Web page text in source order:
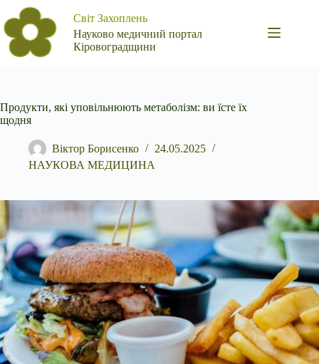
Перейти
до
вмісту
Світ Захоплень
Науково медичний портал
Кіровоградщини
Продукти, які уповільнюють метаболізм: ви їсте їх
щодня
Віктор Борисенко
24.05.2025
НАУКОВА МЕДИЦИНА